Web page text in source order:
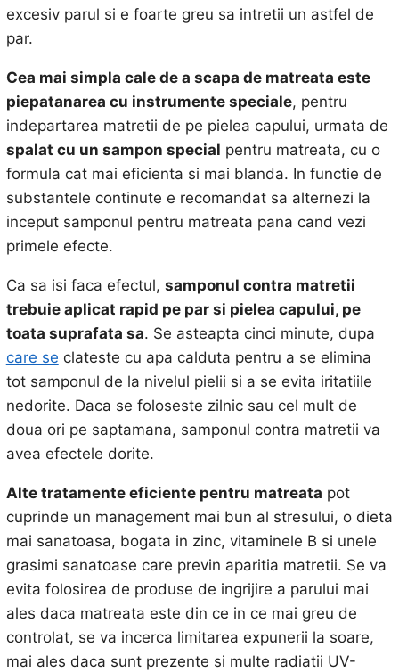
excesiv parul si e foarte greu sa intretii un astfel de
par.
Cea mai simpla cale de a scapa de matreata este
piepatanarea cu instrumente speciale, pentru
indepartarea matretii de pe pielea capului, urmata de
spalat cu un sampon special pentru matreata, cu o
formula cat mai eficienta si mai blanda. In functie de
substantele continute e recomandat sa alternezi la
inceput samponul pentru matreata pana cand vezi
primele efecte.
Ca sa isi faca efectul, samponul contra matretii
trebuie aplicat rapid pe par si pielea capului, pe
toata suprafata sa. Se asteapta cinci minute, dupa
care se clateste cu apa calduta pentru a se elimina
tot samponul de la nivelul pielii si a se evita iritatiile
nedorite. Daca se foloseste zilnic sau cel mult de
doua ori pe saptamana, samponul contra matretii va
avea efectele dorite.
Alte tratamente eficiente pentru matreata pot
cuprinde un management mai bun al stresului, o dieta
mai sanatoasa, bogata in zinc, vitaminele B si unele
grasimi sanatoase care previn aparitia matretii. Se va
evita folosirea de produse de ingrijire a parului mai
ales daca matreata este din ce in ce mai greu de
controlat, se va incerca limitarea expunerii la soare,
mai ales daca sunt prezente si multe radiatii UV-